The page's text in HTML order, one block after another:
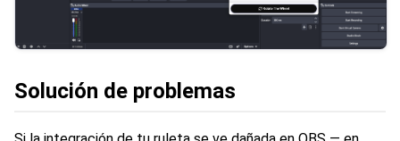
Solución de problemas